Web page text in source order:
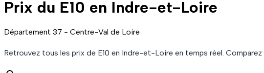
Prix du E10 en Indre-et-Loire
Département 37 - Centre-Val de Loire
Retrouvez tous les prix de E10 en Indre-et-Loire en temps réel.